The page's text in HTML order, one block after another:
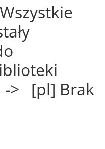
-> [pl] Brak